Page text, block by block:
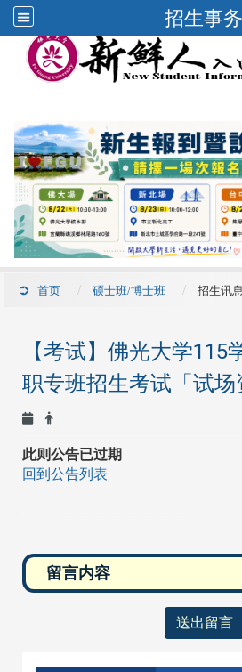
招生事
首页 硕士班/博士班 招生讯息
【考试】佛光大学115
职专班招生考试「试场
此则公告已过期
回到公告列表
送出留言